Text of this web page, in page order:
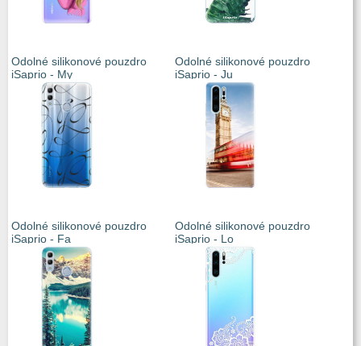
Odolné silikonové pouzdro
iSaprio - My
Odolné silikonové pouzdro
iSaprio - Ju
Odolné silikonové pouzdro
iSaprio - Fa
Odolné silikonové pouzdro
iSaprio - Lo